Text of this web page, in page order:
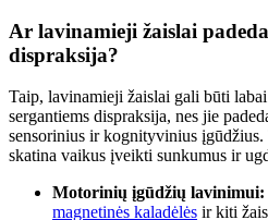
Ar lavinamieji žaislai
dispraksija?
Taip, lavinamieji žaislai gali būti
sergantiems dispraksija, nes jie
sensorinius ir kognityvinius
skatina vaikus įveikti sunkumus ir
Motorinių įgūdžių lavinimui:
magnetinės kaladėlės ir kiti